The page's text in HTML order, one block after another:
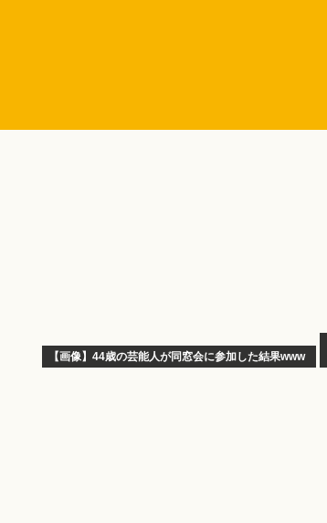
【画像】44歳の芸能人が同窓会に参加した結果www